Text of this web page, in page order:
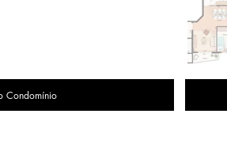
Condomínio